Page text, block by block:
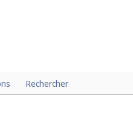
Rechercher
boissons rafraîchissantes sans